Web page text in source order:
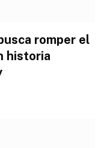
romper el
historia